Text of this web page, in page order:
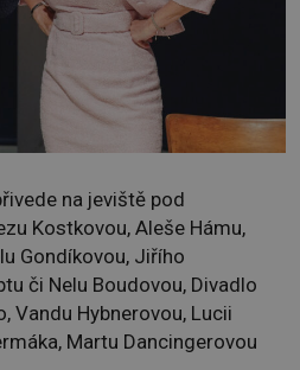
na jeviště pod
Kostkovou, Aleše Hámu,
Gondíkovou, Jiřího
či Nelu Boudovou, Divadlo
Vandu Hybnerovou, Lucii
Martu Dancingerovou